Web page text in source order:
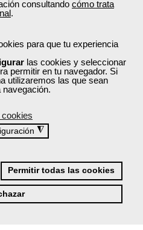
consultando cómo trata
.
para que tu experiencia
las cookies y seleccionar
permitir en tu navegador. Si
utilizaremos las que sean
navegación.
◮
Permitir todas las cookies
formación para el empleo
y exclusivamente, ayudarte a
ofreciéndote los mejores